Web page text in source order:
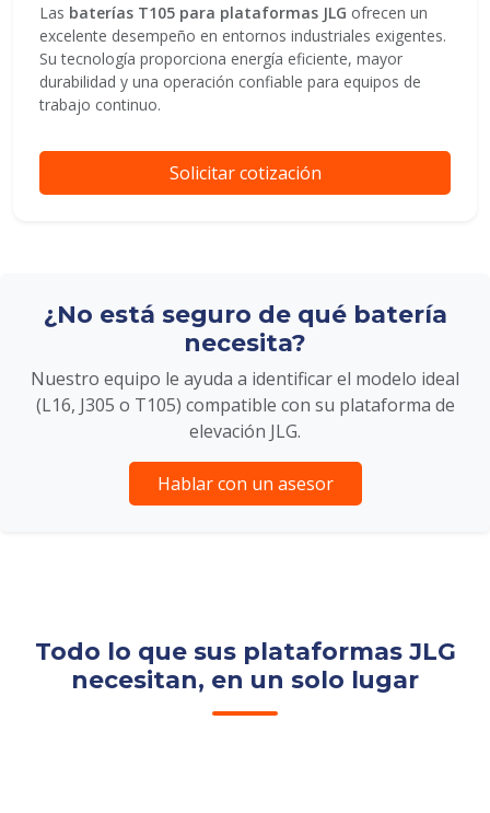
Las baterías T105 para plataformas JLG ofrecen un
excelente desempeño en entornos industriales exigentes.
Su tecnología proporciona energía eficiente, mayor
durabilidad y una operación confiable para equipos de
trabajo continuo.
Solicitar cotización
¿No está seguro de qué batería
necesita?
Nuestro equipo le ayuda a identificar el modelo ideal
(L16, J305 o T105) compatible con su plataforma de
elevación JLG.
Hablar con un asesor
Todo lo que sus plataformas JLG
necesitan, en un solo lugar